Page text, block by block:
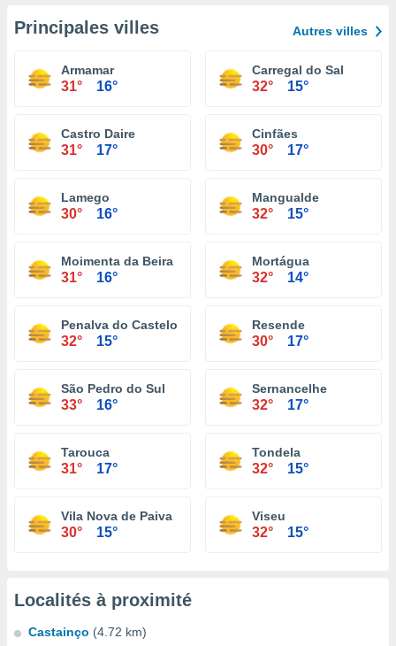
Principales villes Autres villes
Armamar
31° 16°
Carregal do Sal
32° 15°
Castro Daire
31° 17°
Cinfães
30° 17°
Lamego
30° 16°
Mangualde
32° 15°
Moimenta da Beira
31° 16°
Mortágua
32° 14°
Penalva do Castelo
32° 15°
Resende
30° 17°
São Pedro do Sul
33° 16°
Sernancelhe
32° 17°
Tarouca
31° 17°
Tondela
32° 15°
Vila Nova de Paiva
30° 15°
Viseu
32° 15°
Localités à proximité
Castainço (4.72 km)